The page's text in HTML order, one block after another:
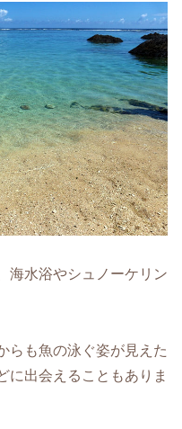
海水浴やシュノーケリン
らも魚の泳ぐ姿が見えた
に出会えることもありま